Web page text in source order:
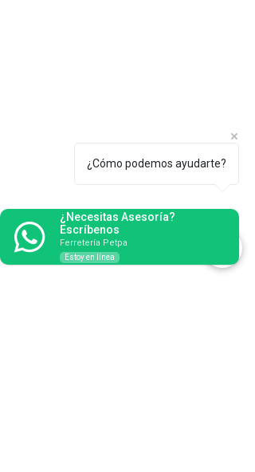
¿Cómo podemos ayudarte?
¿Necesitas Asesoría?
Escríbenos
Ferretería Petpa
Estoy en línea